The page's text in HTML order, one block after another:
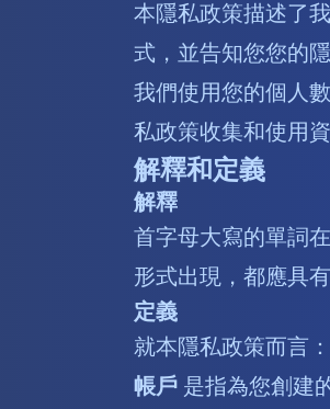
本隱私政策描述了
式，並告知您您的
我們使用您的個人
私政策收集和使用資
解釋和定義
解釋
首字母大寫的單詞
形式出現，都應具
定義
就本隱私政策而言：
帳戶是指為您創建